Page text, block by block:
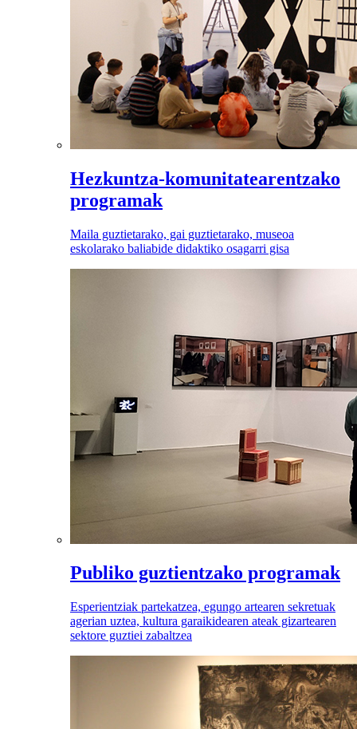
Hezkuntza-komunitatearentzako
programak
Maila guztietarako, gai guztietarako, museoa
eskolarako baliabide didaktiko osagarri gisa
Publiko guztientzako programak
Esperientziak partekatzea, egungo artearen sekretuak
agerian uztea, kultura garaikidearen ateak gizartearen
sektore guztiei zabaltzea